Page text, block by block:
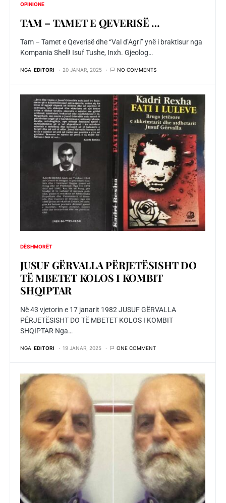
OPINIONE
TAM – TAMET E QEVERISЁ …
Tam – Tamet e Qeverisë dhe “Val d’Agri” ynë i braktisur nga
Kompania Shell! Isuf Tushe, Inxh. Gjeolog…
NGA EDITORI 20 JANAR, 2025 NO COMMENTS
DËSHMORËT
JUSUF GËRVALLA PËRJETËSISHT DO
TË MBETET KOLOS I KOMBIT
SHQIPTAR
Në 43 vjetorin e 17 janarit 1982 JUSUF GËRVALLA
PËRJETËSISHT DO TË MBETET KOLOS I KOMBIT
SHQIPTAR Nga…
NGA EDITORI 19 JANAR, 2025 ONE COMMENT